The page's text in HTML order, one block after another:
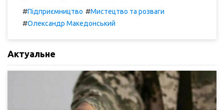
#Підприємництво #Мистецтво та розваги
#Олександр Македонський
Актуальне